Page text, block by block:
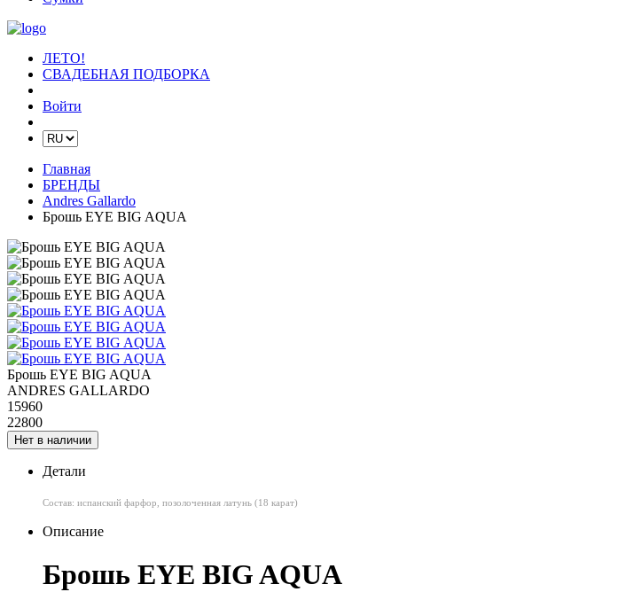
ЛЕТО!
СВАДЕБНАЯ ПОДБОРКА
Войти
Главная
БРЕНДЫ
Andres Gallardo
Брошь EYE BIG AQUA
Брошь EYE BIG AQUA
ANDRES GALLARDO
15960
22800
Нет в наличии
Детали
Состав: испанский фарфор, позолоченная латунь (18 карат)
Описание
Брошь EYE BIG AQUA